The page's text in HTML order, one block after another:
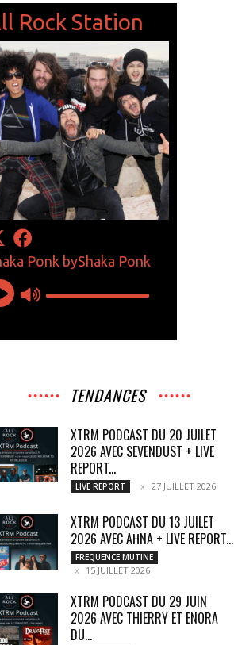
TENDANCES
XTRM PODCAST DU 20 JUILET
2026 AVEC SEVENDUST + LIVE
REPORT...
LIVE REPORT 27 JUILLET 2026
XTRM PODCAST DU 13 JUILET
2026 AVEC AĦNA + LIVE REPORT...
FREQUENCE MUTINE
15 JUILLET 2026
XTRM PODCAST DU 29 JUIN
2026 AVEC THIERRY ET ENORA
DU...